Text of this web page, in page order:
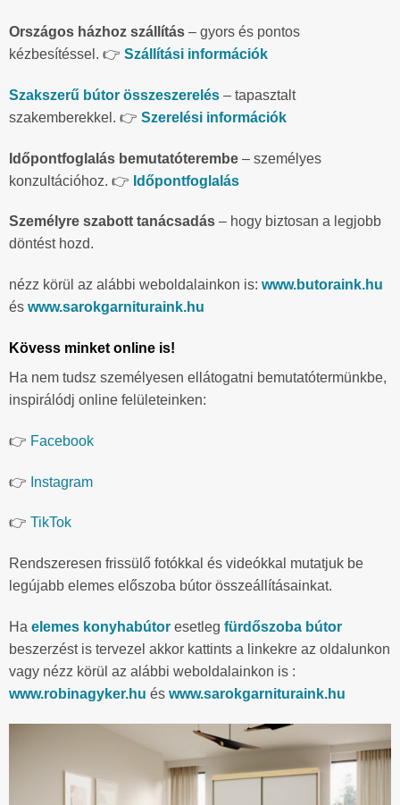
Országos házhoz szállítás – gyors és pontos
kézbesítéssel. 👉 Szállítási információk
Szakszerű bútor összeszerelés – tapasztalt
szakemberekkel. 👉 Szerelési információk
Időpontfoglalás bemutatóterembe – személyes
konzultációhoz. 👉 Időpontfoglalás
Személyre szabott tanácsadás – hogy biztosan a legjobb
döntést hozd.
nézz körül az alábbi weboldalainkon is: www.butoraink.hu
és www.sarokgarnituraink.hu
Kövess minket online is!
Ha nem tudsz személyesen ellátogatni bemutatótermünkbe,
inspirálódj online felületeinken:
👉 Facebook
👉 Instagram
👉 TikTok
Rendszeresen frissülő fotókkal és videókkal mutatjuk be
legújabb elemes előszoba bútor összeállításainkat.
Ha elemes konyhabútor esetleg fürdőszoba bútor
beszerzést is tervezel akkor kattints a linkekre az oldalunkon
vagy nézz körül az alábbi weboldalainkon is :
www.robinagyker.hu és www.sarokgarnituraink.hu